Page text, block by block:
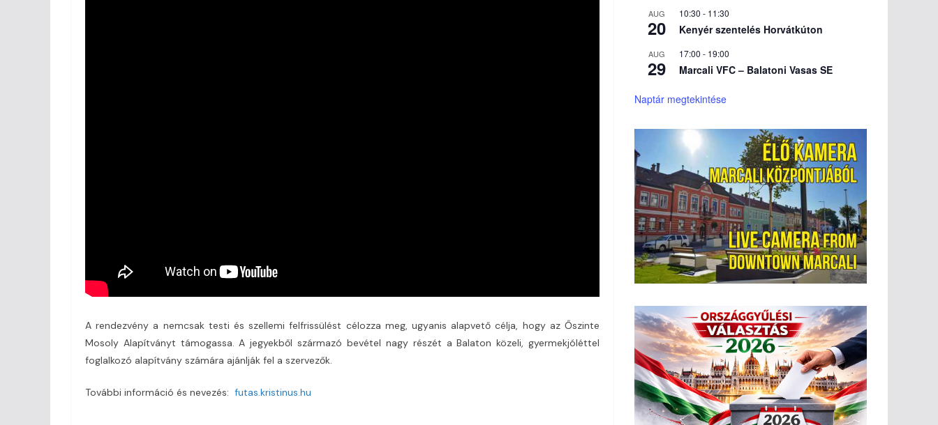
A rendezvény a nemcsak testi és szellemi felfrissülést célozza meg, ugyanis alapvető célja, hogy az Őszinte
Mosoly Alapítványt támogassa. A jegyekből származó bevétel nagy részét a Balaton közeli, gyermekjóléttel
foglalkozó alapítvány számára ajánlják fel a szervezők.
További információ és nevezés: futas.kristinus.hu
AUG
20
10:30 - 11:30
Kenyér szentelés Horvátkúton
AUG
29
17:00 - 19:00
Marcali VFC – Balatoni Vasas SE
Naptár megtekintése